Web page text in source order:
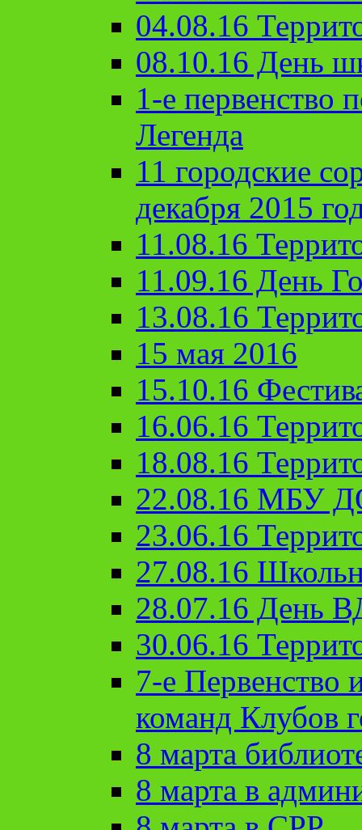
04.08.16
08.10.16 День
1-е первенство
Легенда
11 городские
декабря 2015
11.08.16
11.09.16 День
13.08.16
15 мая 2016
15.10.16
16.06.16
18.08.16
22.08.16 МБУ
23.06.16
27.08.16
28.07.16 День
30.06.16
7-е Первенство
команд Клубов
8 марта
8 марта в